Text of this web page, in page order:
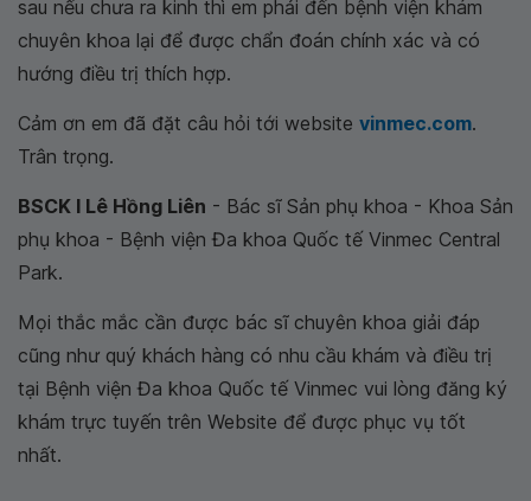
sau nếu chưa ra kinh thì em phải đến bệnh viện khám
chuyên khoa lại để được chẩn đoán chính xác và có
hướng điều trị thích hợp.
Cảm ơn em đã đặt câu hỏi tới website vinmec.com.
Trân trọng.
BSCK I Lê Hồng Liên - Bác sĩ Sản phụ khoa - Khoa Sản
phụ khoa - Bệnh viện Đa khoa Quốc tế Vinmec Central
Park.
Mọi thắc mắc cần được bác sĩ chuyên khoa giải đáp
cũng như quý khách hàng có nhu cầu khám và điều trị
tại Bệnh viện Đa khoa Quốc tế Vinmec vui lòng đăng ký
khám trực tuyến trên Website để được phục vụ tốt
nhất.